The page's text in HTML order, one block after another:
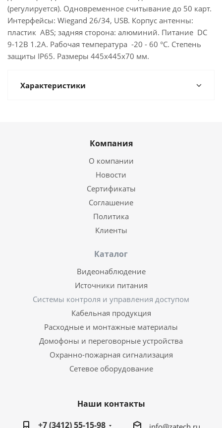
(регулируется). Одновременное считывание до 50 карт.
Интерфейсы: Wiegand 26/34, USB. Корпус антенны:
пластик ABS; задняя сторона: алюминий. Питание DC
9-12В 1.2A. Рабочая температура -20 - 60 °C. Степень
защиты IP65. Размеры 445x445x70 мм.
Характеристики
Компания
О компании
Новости
Сертификаты
Соглашение
Политика
Клиенты
Каталог
Видеонаблюдение
Источники питания
Системы контроля и управления доступом
Кабельная продукция
Расходные и монтажные материалы
Домофоны и переговорные устройства
Охранно-пожарная сигнализация
Сетевое оборудование
Наши контакты
+7 (3412) 55-15-98